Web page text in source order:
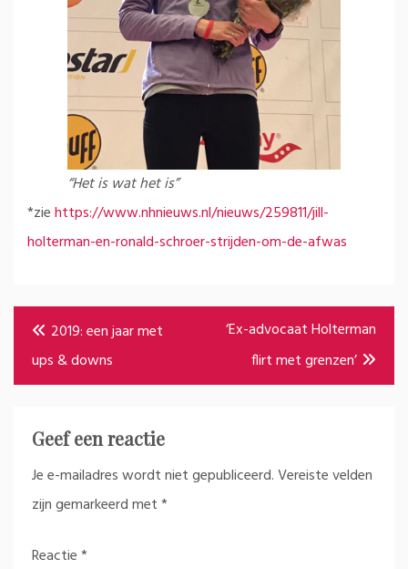
“Het is wat het is”
*ziehttps://www.nhnieuws.nl/nieuws/259811/jill-
holterman-en-ronald-schroer-strijden-om-de-afwas
Bericht
navigatie
2019: een jaar met
ups & downs
‘Ex-advocaat Holterman
flirt met grenzen’
Geef een reactie
Je e-mailadres wordt niet gepubliceerd.Vereiste velden
zijn gemarkeerd met*
Reactie*